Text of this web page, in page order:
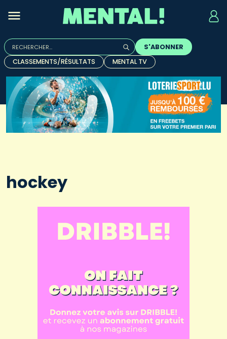
Rechercher :
Quand les résultats de l'auto-complétion sont
S'ABONNER
CLASSEMENTS/RÉSULTATS
MENTAL TV
hockey